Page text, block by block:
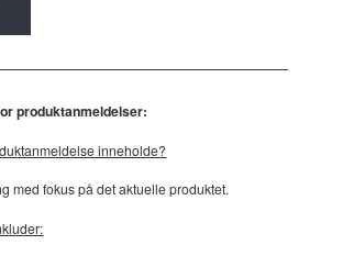
produktanmeldelser:
inneholde?
med fokus på det aktuelle produktet.